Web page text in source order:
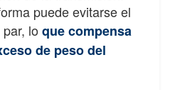
puede evitarse el
lo que compensa
de peso del